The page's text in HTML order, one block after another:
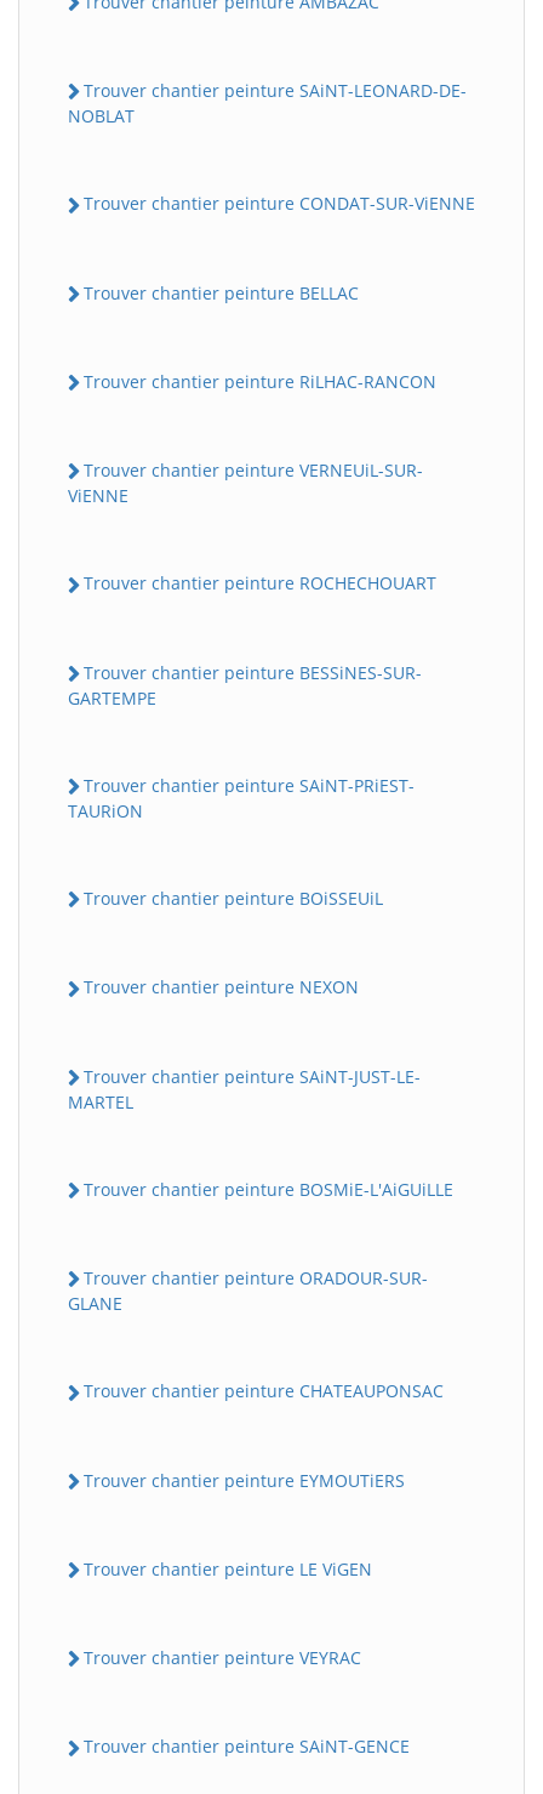
Trouver chantier peinture SAiNT-LEONARD-DE-
NOBLAT
Trouver chantier peinture CONDAT-SUR-ViENNE
Trouver chantier peinture BELLAC
Trouver chantier peinture RiLHAC-RANCON
Trouver chantier peinture VERNEUiL-SUR-
ViENNE
Trouver chantier peinture ROCHECHOUART
Trouver chantier peinture BESSiNES-SUR-
GARTEMPE
Trouver chantier peinture SAiNT-PRiEST-
TAURiON
Trouver chantier peinture BOiSSEUiL
Trouver chantier peinture NEXON
Trouver chantier peinture SAiNT-JUST-LE-
MARTEL
Trouver chantier peinture BOSMiE-L'AiGUiLLE
Trouver chantier peinture ORADOUR-SUR-
GLANE
Trouver chantier peinture CHATEAUPONSAC
Trouver chantier peinture EYMOUTiERS
Trouver chantier peinture LE ViGEN
Trouver chantier peinture VEYRAC
Trouver chantier peinture SAiNT-GENCE